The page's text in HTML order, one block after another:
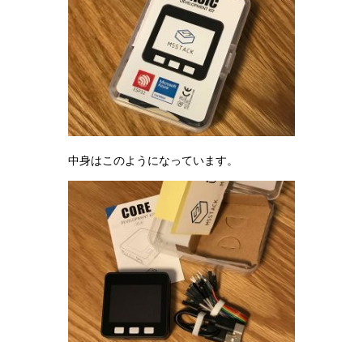
中身はこのようになっています。